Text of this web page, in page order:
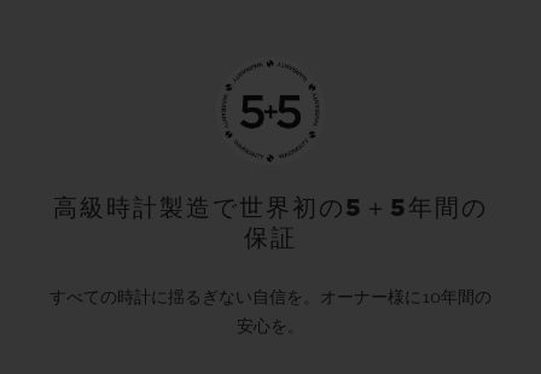
高級時計製造で世界初の5＋5年間の
保証
すべての時計に揺るぎない自信を。オーナー様に10年間の
安心を。